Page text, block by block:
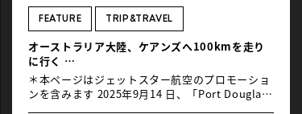
して集合している。オージーの士気の高さよ。し
かし、予報芳しくないので、安全優先、ひとまず
ルートを車で辿ることに。車中からも熱心にルー
トを観察し、ガイドの説明に耳を傾けてライドを
イメージする様子の面々。不本意な状況でも、車
中明るいオージーたち。高台からの眺望を得よう
と、しまなみ海道定番のヒルクライム […]
FEATURE TRIP&TRAVEL
オーストラリア大陸、ケアンズへ100kmを走り
に行く
〜自転車で楽しむクイーンズランド州の旅【後
編】〜
＊本ページはジェットスター航空のプロモーショ
ンを含みます 2025年9月14 日、「Port Douglas